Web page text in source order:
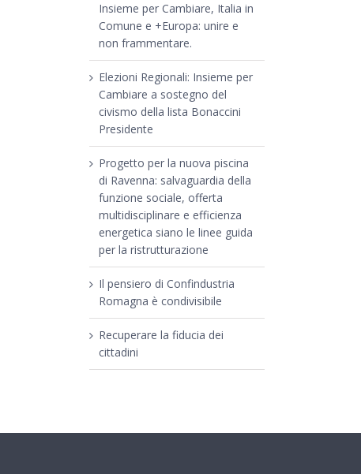
Insieme per Cambiare, Italia in
Comune e +Europa: unire e
non frammentare.
Elezioni Regionali: Insieme per
Cambiare a sostegno del
civismo della lista Bonaccini
Presidente
Progetto per la nuova piscina
di Ravenna: salvaguardia della
funzione sociale, offerta
multidisciplinare e efficienza
energetica siano le linee guida
per la ristrutturazione
Il pensiero di Confindustria
Romagna è condivisibile
Recuperare la fiducia dei
cittadini